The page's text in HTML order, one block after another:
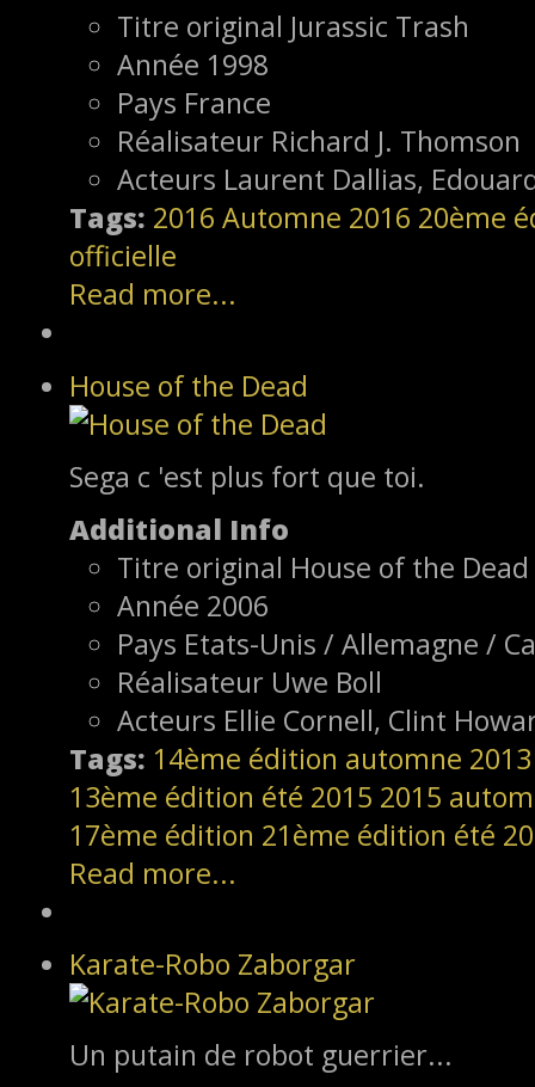
Titre original Jurassic Trash
Année 1998
Pays France
Réalisateur Richard J. Thomson
Acteurs Laurent Dallias,
Tags: 2016 Automne 2016 20ème
officielle
Read more...
House of the Dead
Sega c 'est plus fort que toi.
Additional Info
Titre original House of the Dead
Année 2006
Pays Etats-Unis / Allemagne /
Réalisateur Uwe Boll
Acteurs Ellie Cornell, Clint
Tags: 14ème édition automne 2013
13ème édition été 2015 2015
17ème édition 21ème édition été
Read more...
Karate-Robo Zaborgar
Un putain de robot guerrier...